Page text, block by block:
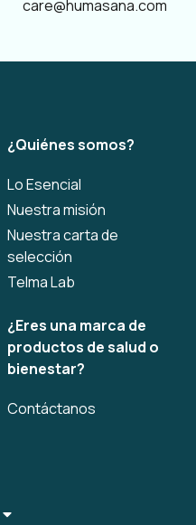
care@humasana.com
¿Quiénes somos?
Lo Esencial
Nuestra misión
Nuestra carta de
selección
Telma Lab
¿Eres una marca de
productos de salud o
bienestar?
Contáctanos